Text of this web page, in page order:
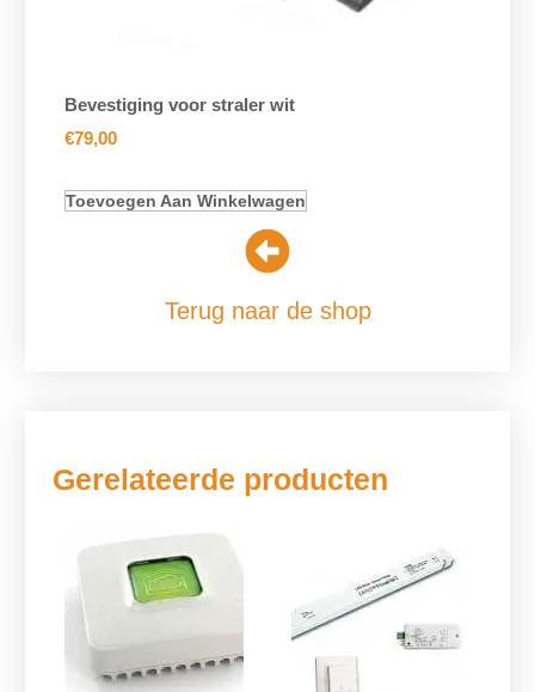
Bevestiging voor straler wit
€79,00
Toevoegen Aan Winkelwagen
Terug naar de shop
Gerelateerde producten